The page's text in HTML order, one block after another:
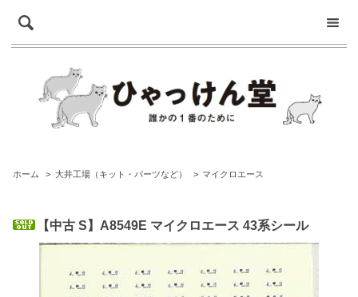
ホーム > 大井工場（キット・パーツなど） > マイクロエース
【中古 S】A8549E マイクロエース 43系シール